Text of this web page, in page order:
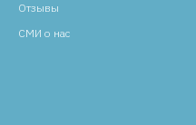
Отзывы
СМИ о нас